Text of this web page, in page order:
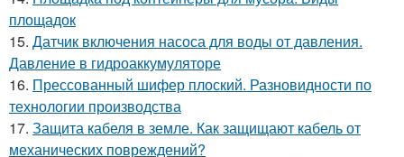
площадок
15. Датчик включения насоса для воды от давления.
Давление в гидроаккумуляторе
16. Прессованный шифер плоский. Разновидности по
технологии производства
17. Защита кабеля в земле. Как защищают кабель от
механических повреждений?